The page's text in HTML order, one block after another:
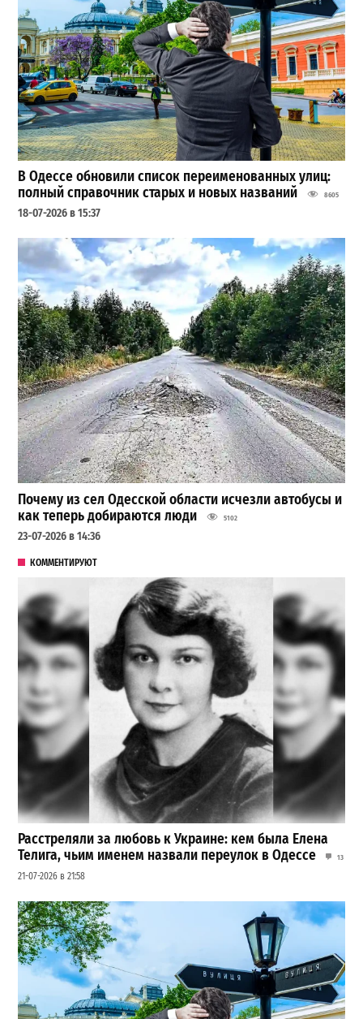
В Одессе обновили список переименованных улиц:
полный справочник старых и новых названий
8605
18-07-2026 в 15:37
Почему из сел Одесской области исчезли автобусы и
как теперь добираются люди
5102
23-07-2026 в 14:36
КОММЕНТИРУЮТ
Расстреляли за любовь к Украине: кем была Елена
Телига, чьим именем назвали переулок в Одессе
13
21-07-2026 в 21:58